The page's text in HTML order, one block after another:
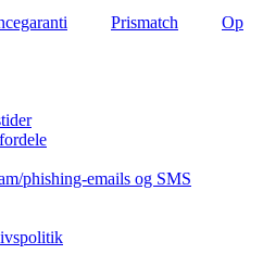
Prismatch
Op
phishing-emails og SMS